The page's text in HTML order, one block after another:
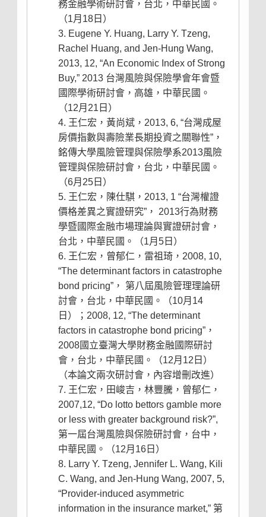
務金融學術研討會，台北，中華民國。
（1月18日）
Eugene Y. Huang, Larry Y. Tzeng,
Rachel Huang, and Jen-Hung Wang,
2013, 12, “An Economic Index of Strong
Buy,” 2013 台灣風險與保險學會年會暨
國際學術研討會，高雄，中華民國。
（12月21日）
王仁宏，黃尚斌，2013, 6, “台灣成屋
房價指數與壽險業長期投資之關聯性”，
銘傳大學風險管理與保險學系2013風險
管理與保險研討會，台北，中華民國。
（6月25日）
王仁宏，陳仕騏，2013, 1 “台灣權證
價格差異之實證研究”， 2013行為財務
學暨國際金融市場理論與實證研討會，
台北，中華民國。（1月5日）
王仁宏，曾郁仁，雷祖琦，2008, 10,
“The determinant factors in catastrophe
bond pricing”， 第八屆風險管理理論研
討會，台北，中華民國。（10月14
日）；2008, 12, “The determinant
factors in catastrophe bond pricing”，
2008國立臺灣大學財務金融國際研討
會，台北，中華民國。（12月12日）
（本論文兩次研討會，內容增刪改進）
王仁宏，田峻吉，林豐騰，曾郁仁，
2007,12, “Do lotto bettors gamble more
or less with greater background risk?”,
第一屆台灣風險與保險研討會，台中，
中華民國。（12月16日）
Larry Y. Tzeng, Jennifer L. Wang, Kili
C. Wang, and Jen-Hung Wang, 2007, 5,
“Provider-induced asymmetric
information in the insurance market,” 第